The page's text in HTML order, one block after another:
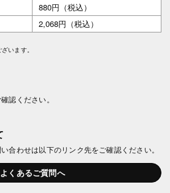
880円（税込）
2,068円（税込）
います。
認ください。
合わせは以下のリンク先をご確認ください。
よくあるご質問へ